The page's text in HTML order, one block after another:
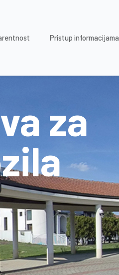
Pristup informacijama
za